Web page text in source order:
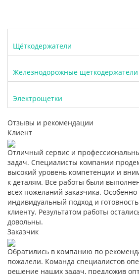
Щёткодержатели
Железнодорожные щеткодержатели
Электрощетки
Отзывы и рекомендации
Клиент
Отличный сервис и
задач. Специалисты компании
высокий уровень компетенции и
к деталям. Все работы были
всех пожеланий заказчика. Особенно
индивидуальный подход и
клиенту. Результатом работы
довольны.
Заказчик
Обратились в компанию по
пожалели. Команда специалистов
решение наших задач, предложив